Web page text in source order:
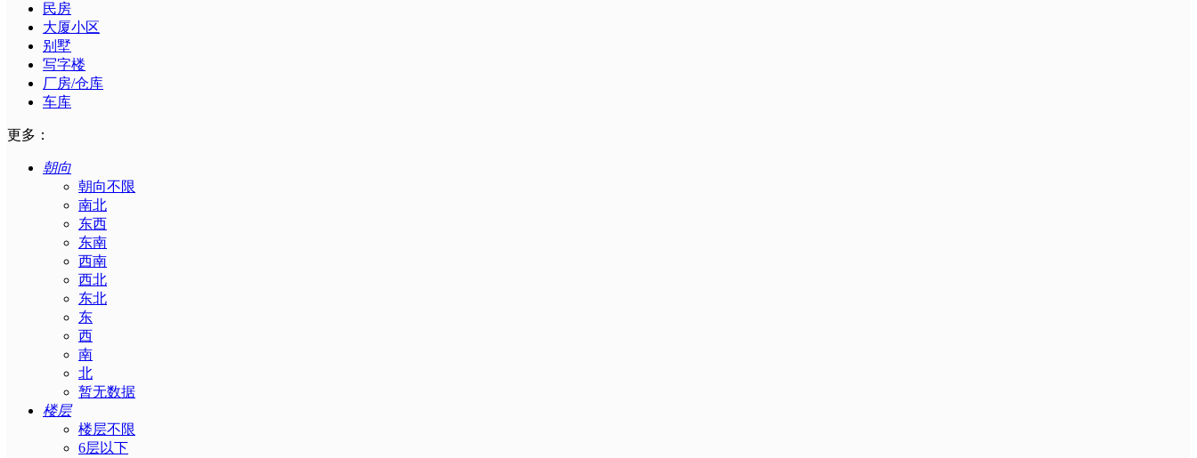
民房
大厦小区
别墅
写字楼
厂房/仓库
车库
更多：
朝向
朝向不限
南北
东西
东南
西南
西北
东北
东
西
南
北
暂无数据
楼层
楼层不限
6层以下